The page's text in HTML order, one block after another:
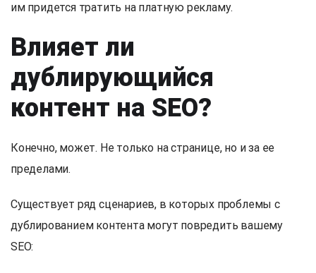
им придется тратить на платную рекламу.
Влияет ли
дублирующийся
контент на SEO?
Конечно, может. Не только на странице, но и за ее
пределами.
Существует ряд сценариев, в которых проблемы с
дублированием контента могут повредить вашему
SEO: